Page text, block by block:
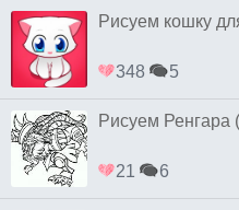
Рисуем кошку
348 5
Рисуем Ренгара
21 6